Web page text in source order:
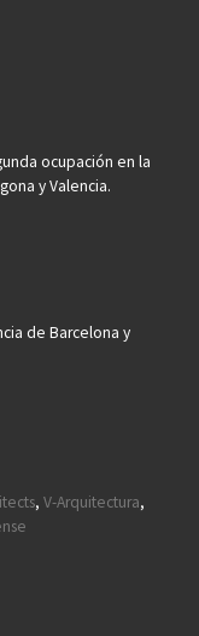
ocupación en la
y Valencia.
de Barcelona y
, V-Arquitectura,